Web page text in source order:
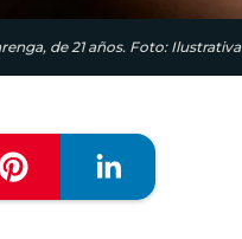
de 21 años. Foto: Ilustrativa